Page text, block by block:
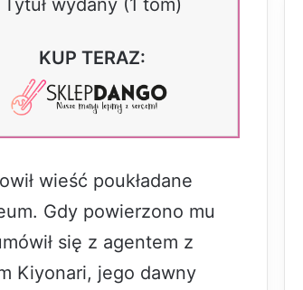
Tytuł wydany (1 tom)
KUP TERAZ:
wieść poukładane
Gdy powierzono mu
się z agentem z
Kiyonari, jego dawny